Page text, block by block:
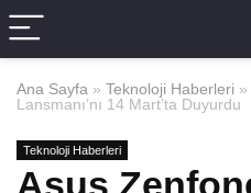
Ana Sayfa » Teknoloji Haberleri »
Lansmanı’nı 14 Mart’ta Duyurdu
Teknoloji Haberleri
Asus